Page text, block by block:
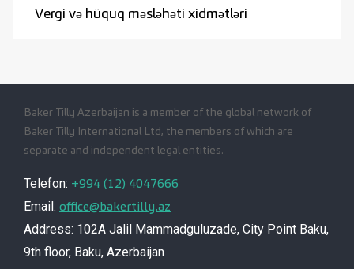
Vergi və hüquq məsləhəti xidmətləri
Baker Tilly Azerbaijan is a member of the global network of
Baker Tilly International Ltd, the members of which are
separate and independent legal entities.
Telefon: +994 (12) 4047666
Email: office@bakertilly.az
Address: 102A Jalil Mammadguluzade, City Point Baku,
9th floor, Baku, Azerbaijan